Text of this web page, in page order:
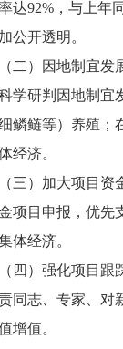
达92%，与上年
加公开透明。
（二）因地制宜
学研判因地制宜
鳞鲢等）养殖；
经济。
（三）加大项目
项目申报，优先
体经济。
（四）强化项目
同志、专家、对
增值。